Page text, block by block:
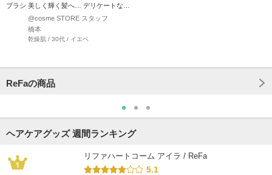
ブラシ 美しく輝く髪へ… デリケートな髪
のからまりをほ…
@cosme STORE スタッフ
橋本
乾燥肌 / 30代 / イエベ
ReFaの商品
ヘアケアグッズ 週間ランキング
リファハートコーム アイラ / ReFa
5.1